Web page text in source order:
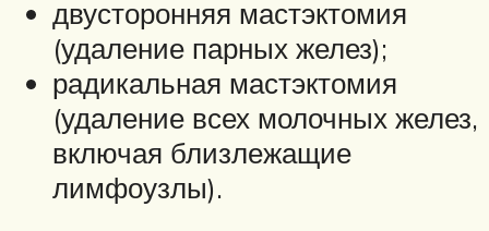
двусторонняя мастэктомия
(удаление парных желез);
радикальная мастэктомия
(удаление всех молочных желез,
включая близлежащие
лимфоузлы).